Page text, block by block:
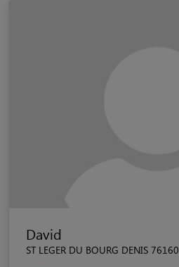
David
ST LEGER DU BOURG DENIS 76160